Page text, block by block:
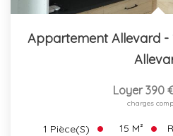
Appartement Allevard -
Loyer 390
charges
1 Pièce(s) 15 M²